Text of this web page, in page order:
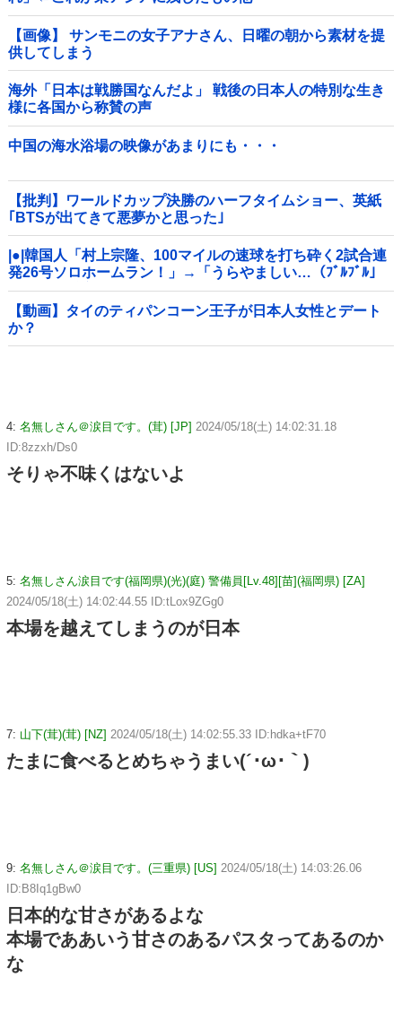
【画像】 サンモニの女子アナさん、日曜の朝から素材を提
供してしまう
海外「日本は戦勝国なんだよ」 戦後の日本人の特別な生き
様に各国から称賛の声
中国の海水浴場の映像があまりにも・・・
【批判】ワールドカップ決勝のハーフタイムショー、英紙
｢BTSが出てきて悪夢かと思った｣
|●|韓国人「村上宗隆、100マイルの速球を打ち砕く2試合連
発26号ソロホームラン！」→「うらやましい…（ﾌﾞﾙﾌﾞﾙ」
＝韓国の反応
【動画】タイのティパンコーン王子が日本人女性とデート
か？
4: 名無しさん＠涙目です。(茸) [JP] 2024/05/18(土) 14:02:31.18
ID:8zzxh/Ds0
そりゃ不味くはないよ
5: 名無しさん涙目です(福岡県)(光)(庭) 警備員[Lv.48][苗](福岡県) [ZA]
2024/05/18(土) 14:02:44.55 ID:tLox9ZGg0
本場を越えてしまうのが日本
7: 山下(茸)(茸) [NZ] 2024/05/18(土) 14:02:55.33 ID:hdka+tF70
たまに食べるとめちゃうまい(´･ω･｀)
9: 名無しさん＠涙目です。(三重県) [US] 2024/05/18(土) 14:03:26.06
ID:B8Iq1gBw0
日本的な甘さがあるよな
本場でああいう甘さのあるパスタってあるのか
な